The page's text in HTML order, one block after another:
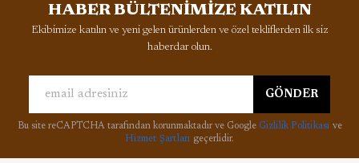
HABER BÜLTENİMİZE KATILIN
Ekibimize katılın ve yeni gelen ürünlerden ve özel tekliflerden ilk siz
haberdar olun.
GÖNDER
Bu site reCAPTCHA tarafından korunmaktadır ve Google Gizlilik Politikası ve
Hizmet Şartları geçerlidir.